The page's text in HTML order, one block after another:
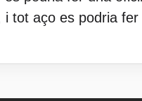
tot aço es podria